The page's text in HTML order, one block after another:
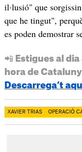
il·lusió" que
que he tingut",
es poden demostrar
📲 Estigues al
hora de
Descarrega’t
XAVIER TRIAS OPERACIÓ